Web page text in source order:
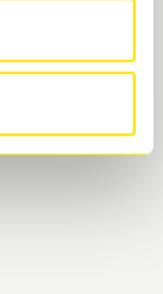
eller
och tid för
körning.